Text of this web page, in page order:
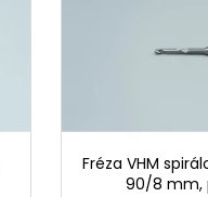
Fréza VHM
90/8 mm,